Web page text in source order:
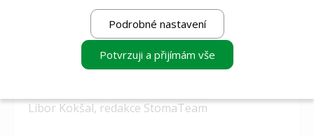
Lupové brýle
Libor Kokšal, redakce StomaTeam
Podrobné nastavení
Potvrzuji a přijímám vše